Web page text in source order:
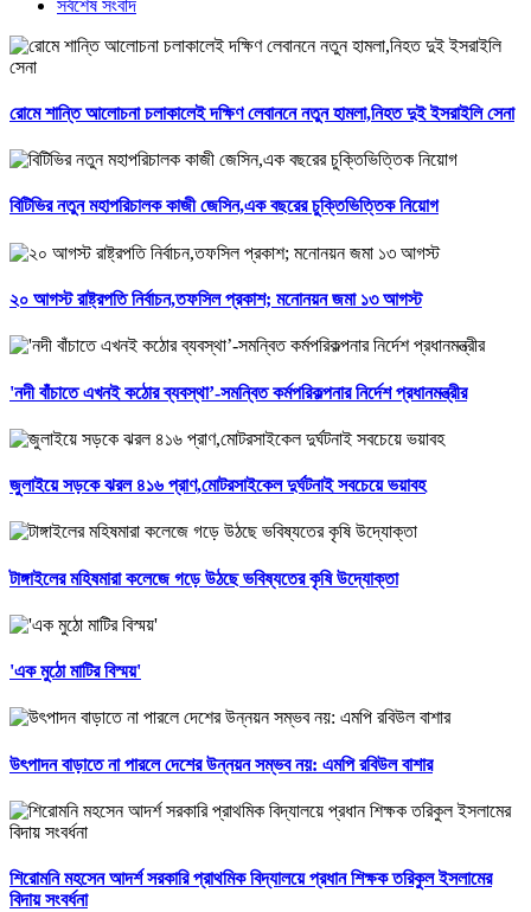
সর্বশেষ সংবাদ
রোমে শান্তি আলোচনা চলাকালেই দক্ষিণ লেবাননে নতুন হামলা,নিহত দুই ইসরাইলি সেনা
বিটিভির নতুন মহাপরিচালক কাজী জেসিন,এক বছরের চুক্তিভিত্তিক নিয়োগ
২০ আগস্ট রাষ্ট্রপতি নির্বাচন,তফসিল প্রকাশ; মনোনয়ন জমা ১৩ আগস্ট
'নদী বাঁচাতে এখনই কঠোর ব্যবস্থা’-সমন্বিত কর্মপরিকল্পনার নির্দেশ প্রধানমন্ত্রীর
জুলাইয়ে সড়কে ঝরল ৪১৬ প্রাণ,মোটরসাইকেল দুর্ঘটনাই সবচেয়ে ভয়াবহ
টাঙ্গাইলের মহিষমারা কলেজে গড়ে উঠছে ভবিষ্যতের কৃষি উদ্যোক্তা
'এক মুঠো মাটির বিস্ময়'
উৎপাদন বাড়াতে না পারলে দেশের উন্নয়ন সম্ভব নয়: এমপি রবিউল বাশার
শিরোমনি মহসেন আদর্শ সরকারি প্রাথমিক বিদ্যালয়ে প্রধান শিক্ষক তরিকুল ইসলামের
বিদায় সংবর্ধনা